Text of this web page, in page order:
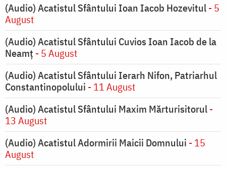
(Audio) Acatistul Sfântului Ioan Iacob Hozevitul- 5
August
(Audio) Acatistul Sfântului Cuvios Ioan Iacob de la
Neamț - 5 August
(Audio) Acatistul Sfântului Ierarh Nifon, Patriarhul
Constantinopolului - 11 August
(Audio) Acatistul Sfântului Maxim Mărturisitorul-
13 August
(Audio) Acatistul Adormirii Maicii Domnului - 15
August